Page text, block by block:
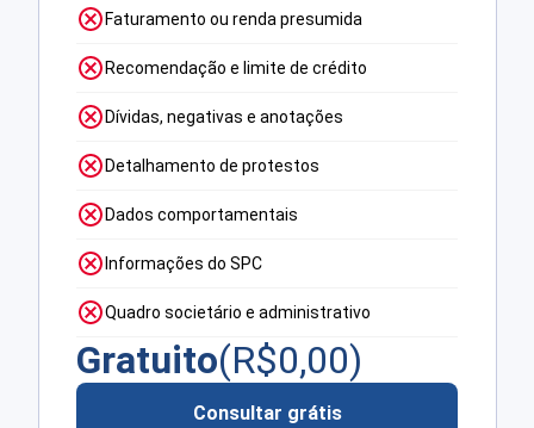
Faturamento ou renda presumida
Recomendação e limite de crédito
Dívidas, negativas e anotações
Detalhamento de protestos
Dados comportamentais
Informações do SPC
Quadro societário e administrativo
Gratuito(R$0,00)
Consultar grátis